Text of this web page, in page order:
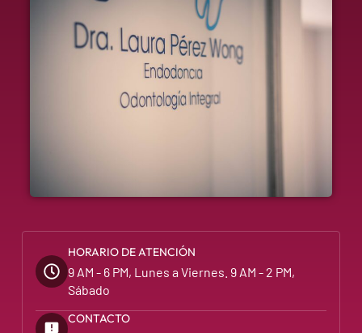
HORARIO DE ATENCIÓN
9 AM - 6 PM, Lunes a Viernes. 9 AM - 2 PM,
Sábado
CONTACTO